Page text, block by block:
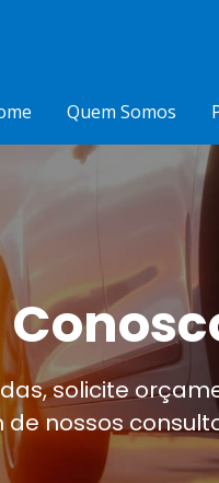
Quem Somos
solicite
de nossos